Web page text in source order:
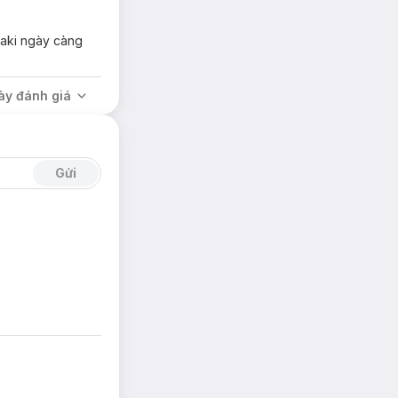
nhờn, bền
thân thiện với
là bông
ngày càng
đánh giá
Gửi